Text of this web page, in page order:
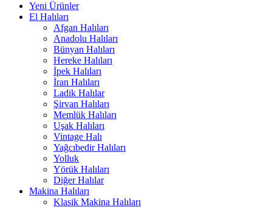
Yeni Ürünler
El Halıları
Afgan Halıları
Anadolu Halıları
Bünyan Halıları
Hereke Halıları
İpek Halıları
İran Halıları
Ladik Halılar
Şirvan Halıları
Memlük Halıları
Uşak Halıları
Vintage Halı
Yağcıbedir Halıları
Yolluk
Yörük Halıları
Diğer Halılar
Makina Halıları
Klasik Makina Halıları